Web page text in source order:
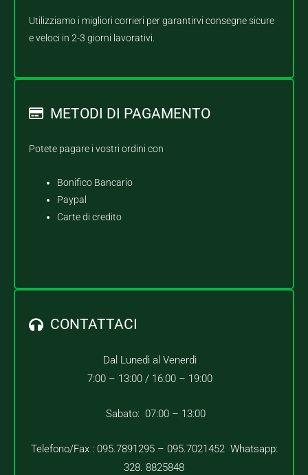
Utilizziamo i migliori corrieri per garantirvi consegne sicure
e veloci in 2-3 giorni lavorativi.
METODI DI PAGAMENTO
Potete pagare i vostri ordini con
Bonifico Bancario
Paypal
Carte di credito
CONTATTACI
Dal Lunedì al Venerdì
7:00 – 13:00 / 16:00 – 19:00
Sabato: 07:00 – 13:00
Telefono/Fax : 095.7891295 – 095.7021452 Whatsapp:
328. 8825848